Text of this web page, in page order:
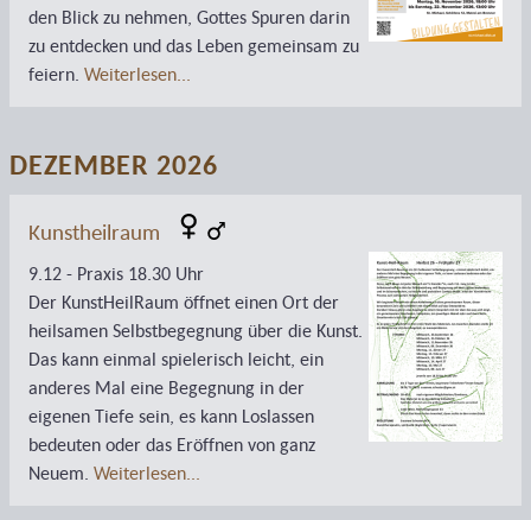
den Blick zu nehmen, Gottes Spuren darin
zu entdecken und das Leben gemeinsam zu
feiern. Weiterlesen...
DEZEMBER 2026
Kunstheilraum
9.12 - Praxis 18.30 Uhr
Der KunstHeilRaum öffnet einen Ort der
heilsamen Selbstbegegnung über die Kunst.
Das kann einmal spielerisch leicht, ein
anderes Mal eine Begegnung in der
eigenen Tiefe sein, es kann Loslassen
bedeuten oder das Eröffnen von ganz
Neuem. Weiterlesen...